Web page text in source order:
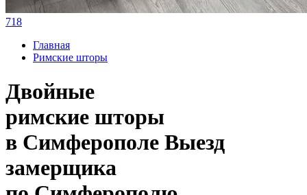
718
Главная
Римские шторы
Двойные
римские шторы
в Симферополе Выезд
замерщика